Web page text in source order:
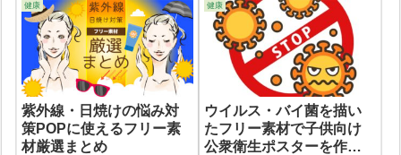
健康
紫外線・日焼けの悩み対
策POPに使えるフリー素
材厳選まとめ
健康
ウイルス・バイ菌を描い
たフリー素材で子供向け
公衆衛生ポスターを作ろ